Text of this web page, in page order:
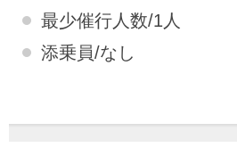
最少催行人数/1人
添乗員/なし